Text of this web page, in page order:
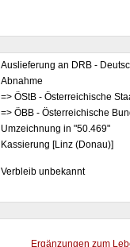
Auslieferung an DRB -
Abnahme
=> ÖStB - Österreichische
=> ÖBB - Österreichische
Umzeichnung in "50.469"
Kassierung [Linz (Donau)]
Verbleib unbekannt
Ergänzungen zum